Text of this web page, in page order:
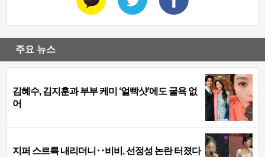
주요 뉴스
김혜수, 김지훈과 부부 케미 ‘얼빡샷’에도 굴욕 없
어
지퍼 스르륵 내리더니‥비비, 선정성 논란 터졌다